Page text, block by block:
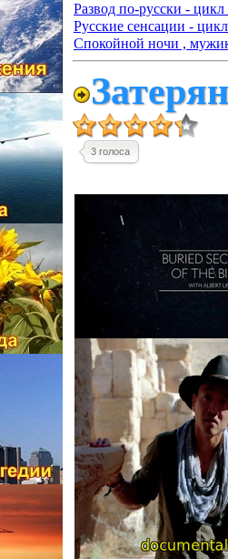
Развод по-русски - цикл
Русские сенсации -
Спокойной ночи ,
3 голоса